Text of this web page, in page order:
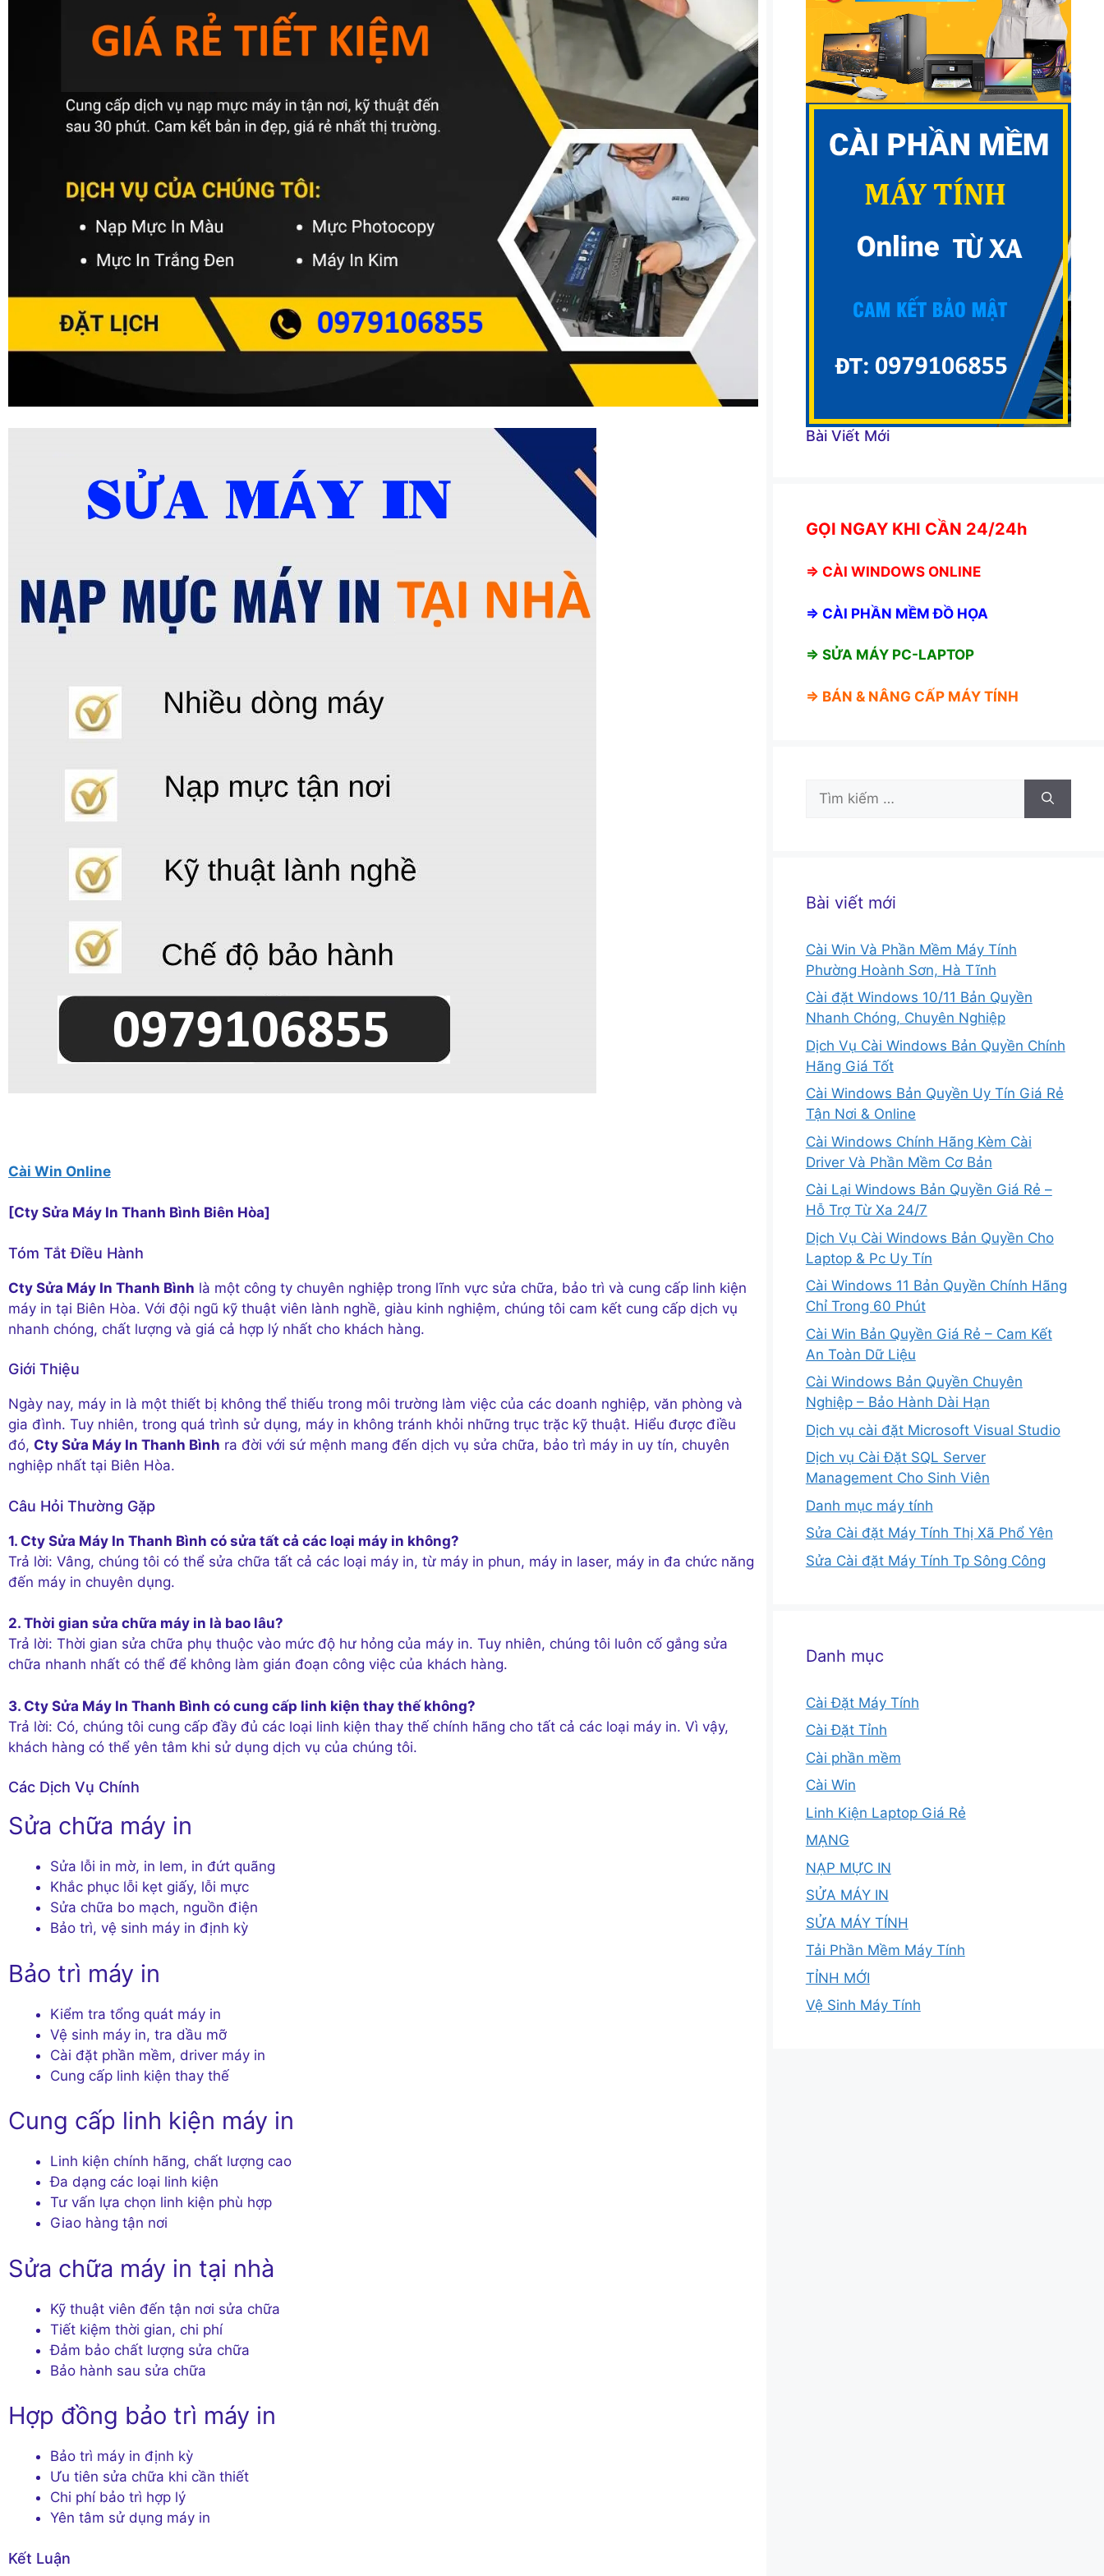
Cài Win Online
[Cty Sửa Máy In Thanh Bình Biên Hòa]
Tóm Tắt Điều Hành
Cty Sửa Máy In Thanh Bình là một công ty chuyên nghiệp trong lĩnh vực sửa chữa, bảo trì và cung cấp linh kiện
máy in tại Biên Hòa. Với đội ngũ kỹ thuật viên lành nghề, giàu kinh nghiệm, chúng tôi cam kết cung cấp dịch vụ
nhanh chóng, chất lượng và giá cả hợp lý nhất cho khách hàng.
Giới Thiệu
Ngày nay, máy in là một thiết bị không thể thiếu trong môi trường làm việc của các doanh nghiệp, văn phòng và
gia đình. Tuy nhiên, trong quá trình sử dụng, máy in không tránh khỏi những trục trặc kỹ thuật. Hiểu được điều
đó, Cty Sửa Máy In Thanh Bình ra đời với sứ mệnh mang đến dịch vụ sửa chữa, bảo trì máy in uy tín, chuyên
nghiệp nhất tại Biên Hòa.
Câu Hỏi Thường Gặp
1. Cty Sửa Máy In Thanh Bình có sửa tất cả các loại máy in không?
Trả lời: Vâng, chúng tôi có thể sửa chữa tất cả các loại máy in, từ máy in phun, máy in laser, máy in đa chức năng
đến máy in chuyên dụng.
2. Thời gian sửa chữa máy in là bao lâu?
Trả lời: Thời gian sửa chữa phụ thuộc vào mức độ hư hỏng của máy in. Tuy nhiên, chúng tôi luôn cố gắng sửa
chữa nhanh nhất có thể để không làm gián đoạn công việc của khách hàng.
3. Cty Sửa Máy In Thanh Bình có cung cấp linh kiện thay thế không?
Trả lời: Có, chúng tôi cung cấp đầy đủ các loại linh kiện thay thế chính hãng cho tất cả các loại máy in. Vì vậy,
khách hàng có thể yên tâm khi sử dụng dịch vụ của chúng tôi.
Các Dịch Vụ Chính
Sửa chữa máy in
Sửa lỗi in mờ, in lem, in đứt quãng
Khắc phục lỗi kẹt giấy, lỗi mực
Sửa chữa bo mạch, nguồn điện
Bảo trì, vệ sinh máy in định kỳ
Bảo trì máy in
Kiểm tra tổng quát máy in
Vệ sinh máy in, tra dầu mỡ
Cài đặt phần mềm, driver máy in
Cung cấp linh kiện thay thế
Cung cấp linh kiện máy in
Linh kiện chính hãng, chất lượng cao
Đa dạng các loại linh kiện
Tư vấn lựa chọn linh kiện phù hợp
Giao hàng tận nơi
Sửa chữa máy in tại nhà
Kỹ thuật viên đến tận nơi sửa chữa
Tiết kiệm thời gian, chi phí
Đảm bảo chất lượng sửa chữa
Bảo hành sau sửa chữa
Hợp đồng bảo trì máy in
Bảo trì máy in định kỳ
Ưu tiên sửa chữa khi cần thiết
Chi phí bảo trì hợp lý
Yên tâm sử dụng máy in
Kết Luận
Bài Viết Mới
GỌI NGAY KHI CẦN 24/24h
⇒ CÀI WINDOWS ONLINE
⇒ CÀI PHẦN MỀM ĐỒ HỌA
⇒ SỬA MÁY PC-LAPTOP
⇒ BÁN & NÂNG CẤP MÁY TÍNH
Tìm
kiếm
Bài viết mới
Cài Win Và Phần Mềm Máy Tính
Phường Hoành Sơn, Hà Tĩnh
Cài đặt Windows 10/11 Bản Quyền
Nhanh Chóng, Chuyên Nghiệp
Dịch Vụ Cài Windows Bản Quyền Chính
Hãng Giá Tốt
Cài Windows Bản Quyền Uy Tín Giá Rẻ
Tận Nơi & Online
Cài Windows Chính Hãng Kèm Cài
Driver Và Phần Mềm Cơ Bản
Cài Lại Windows Bản Quyền Giá Rẻ –
Hỗ Trợ Từ Xa 24/7
Dịch Vụ Cài Windows Bản Quyền Cho
Laptop & Pc Uy Tín
Cài Windows 11 Bản Quyền Chính Hãng
Chỉ Trong 60 Phút
Cài Win Bản Quyền Giá Rẻ – Cam Kết
An Toàn Dữ Liệu
Cài Windows Bản Quyền Chuyên
Nghiệp – Bảo Hành Dài Hạn
Dịch vụ cài đặt Microsoft Visual Studio
Dịch vụ Cài Đặt SQL Server
Management Cho Sinh Viên
Danh mục máy tính
Sửa Cài đặt Máy Tính Thị Xã Phổ Yên
Sửa Cài đặt Máy Tính Tp Sông Công
Danh mục
Cài Đặt Máy Tính
Cài Đặt Tỉnh
Cài phần mềm
Cài Win
Linh Kiện Laptop Giá Rẻ
MẠNG
NẠP MỰC IN
SỬA MÁY IN
SỬA MÁY TÍNH
Tải Phần Mềm Máy Tính
TỈNH MỚI
Vệ Sinh Máy Tính